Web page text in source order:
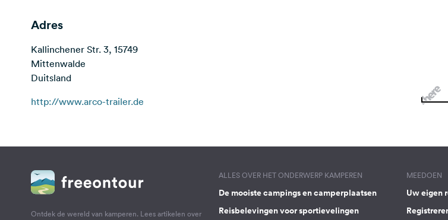
Adres
Kallinchener Str. 3, 15749
Mittenwalde
Duitsland
http://www.arco-trailer.de
Ontdek de wereld van kamperen. Lees artikelen over
ALLES OVER HET ONDERWERP KAMPEREN
De mooiste campings en camperplaatsen
Reisbelevingen voor sportievelingen
MEEDOEN
Uw eigen